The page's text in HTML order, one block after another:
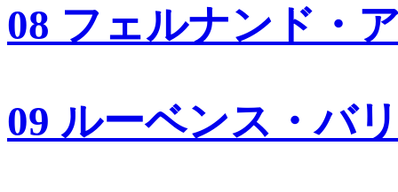
08 フェルナンド・
09 ルーベンス・バ